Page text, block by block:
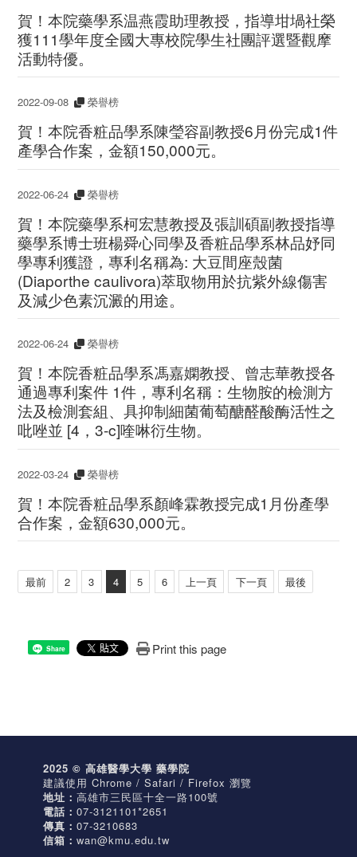
賀！本院藥學系温燕霞助理教授，指導坩堝社榮
獲111學年度全國大專校院學生社團評選暨觀摩
活動特優。
2022-09-08 榮譽榜
賀！本院香粧品學系陳瑩容副教授6月份完成1件
產學合作案，金額150,000元。
2022-06-24 榮譽榜
賀！本院藥學系柯宏慧教授及張訓碩副教授指導
藥學系博士班楊舜心同學及香粧品學系林品妤同
學專利獲證，專利名稱為: 大豆間座殼菌
(Diaporthe caulivora)萃取物用於抗紫外線傷害
及減少色素沉澱的用途。
2022-06-24 榮譽榜
賀！本院香粧品學系馮嘉嫻教授、曾志華教授各
通過專利案件 1件，專利名稱：生物胺的檢測方
法及檢測套組、具抑制細菌葡萄醣醛酸酶活性之
吡唑並 [4，3-c]喹啉衍生物。
2022-03-24 榮譽榜
賀！本院香粧品學系顏峰霖教授完成1月份產學
合作案，金額630,000元。
最前 2 3 4 5 6 上一頁 下一頁 最後
Share Print this page
2025 © 高雄醫學大學 藥學院
建議使用 Chrome / Safari / Firefox 瀏覽
地址： 高雄市三民區十全一路100號
電話： 07-3121101*2651
傳真： 07-3210683
信箱： wan@kmu.edu.tw